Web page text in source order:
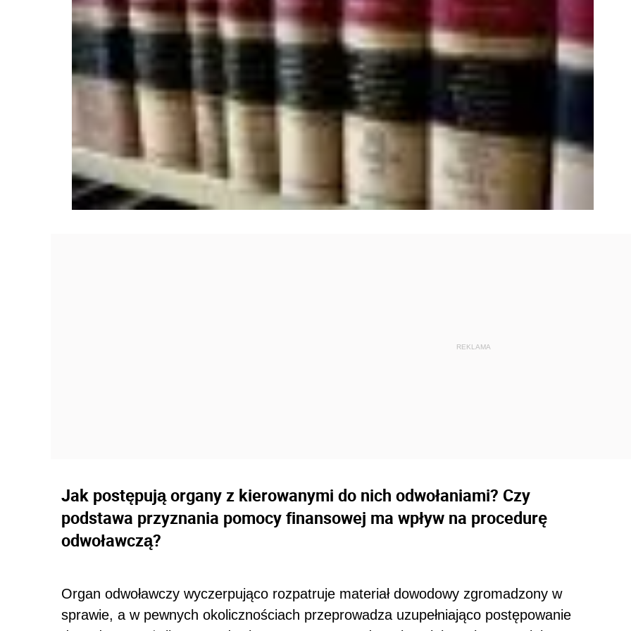
Jak postępują organy z kierowanymi do nich odwołaniami? Czy
podstawa przyznania pomocy finansowej ma wpływ na procedurę
odwoławczą?
Organ odwoławczy wyczerpująco rozpatruje materiał dowodowy zgromadzony w
sprawie, a w pewnych okolicznościach przeprowadza uzupełniająco postępowanie